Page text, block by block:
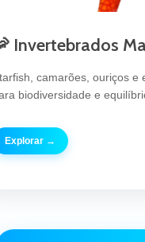
Invertebrados
camarões, ouriços e
biodiversidade e
Explorar →